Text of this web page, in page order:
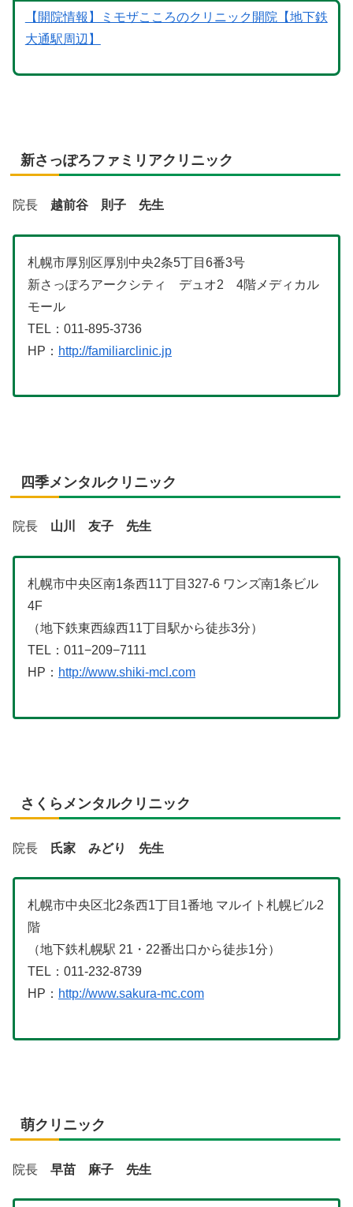
【開院情報】ミモザこころのクリニック開院【地下鉄
大通駅周辺】
新さっぽろファミリアクリニック
院長 越前谷 則子 先生
札幌市厚別区厚別中央2条5丁目6番3号
新さっぽろアークシティ デュオ2 4階メディカル
モール
TEL：011-895-3736
HP： http://familiarclinic.jp
四季メンタルクリニック
院長 山川 友子 先生
札幌市中央区南1条西11丁目327-6 ワンズ南1条ビル
4F
（地下鉄東西線西11丁目駅から徒歩3分）
TEL：011−209−7111
HP： http://www.shiki-mcl.com
さくらメンタルクリニック
院長 氏家 みどり 先生
札幌市中央区北2条西1丁目1番地 マルイト札幌ビル2
階
（地下鉄札幌駅 21・22番出口から徒歩1分）
TEL：011-232-8739
HP： http://www.sakura-mc.com
萌クリニック
院長 早苗 麻子 先生